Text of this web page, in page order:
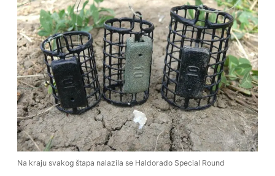
Na kraju svakog štapa nalazila se Haldorado Special Round